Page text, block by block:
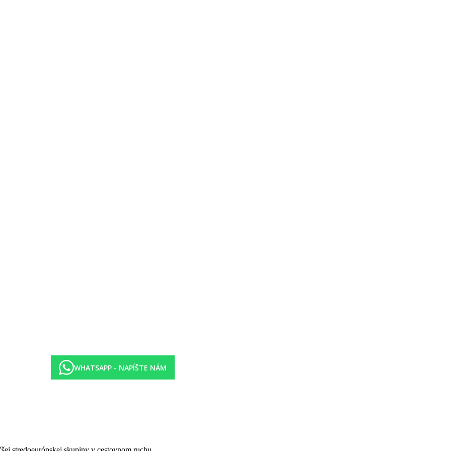
sú zadarmo od 3. radu (2 lehátka a 1 slnečník na izbu).
od 10:00-21:00)
stolný tenis
s vybavením na prípravu jedál pre najmenších s asistenciou (zeleninové presnidávky, vývary, syry, čerstvé ovocie, ryby, mlieko, jogurty,
sú na vyžiadanie a spätné potvrdenie z destinácie.
cca 10 EUR/noc. Pes nemá povolený vstup do spoločných priestorov hotela a na pláž.
potravín (cestoviny, chlieb, koláčiky-hotel nedisponuje oddelenou miestnosťou na prípravu bezlepkových jedál, preto nemožno zamedziť
v hotelových bazénoch.
prípadných hygienických či protiepidemických opatrení v danej destinácii.
deň.
WHATSAPP - NAPÍŠTE NÁM